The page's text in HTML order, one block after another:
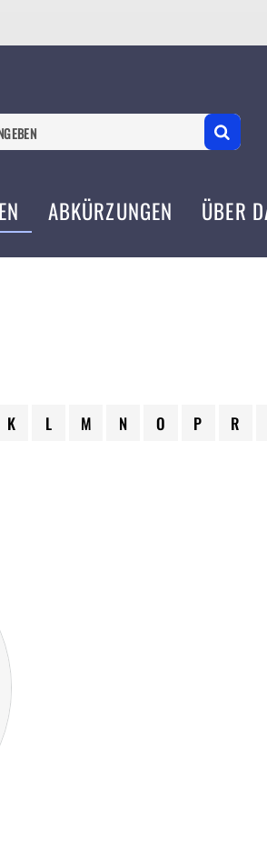
ABKÜRZUNGEN ÜBER
K L M N O P R